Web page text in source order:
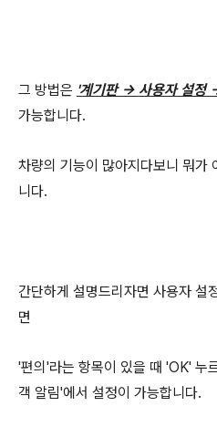
그 방법은 '계기판 → 사용자 설정
가능합니다.
차량의 기능이 많아지다보니 뭐가
니다.
간단하게 설명드리자면 사용자 설
면
'편의'라는 항목이 있을 때 'OK' 누
객 알림'에서 설정이 가능합니다.